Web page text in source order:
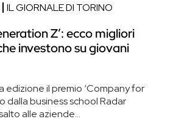
IL GIORNALE DI TORINO
Z’: ecco migliori
investono su giovani
edizione il premio ‘Company for
dalla business school Radar
alle aziende...